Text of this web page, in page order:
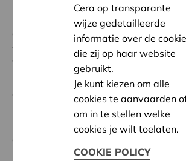
In het boek vind je een selectie van
die op sociale ondernemingen van
waardoor het omvangrijke Wetboek
Verenigingen en Vennootschappen
boeken!) al een stuk makkelijker te
consulteren is.
Daarnaast vind je er ook
opgebouwd zijn dat je meteen zicht
nieuwigheden in de wetgeving en de
Cera op transparante
wijze gedetailleerde
informatie over de
die zij op haar website
gebruikt.
Je kunt kiezen om alle
cookies te aanvaarden
om in te stellen welke
cookies je wilt toelaten.
COOKIE POLICY